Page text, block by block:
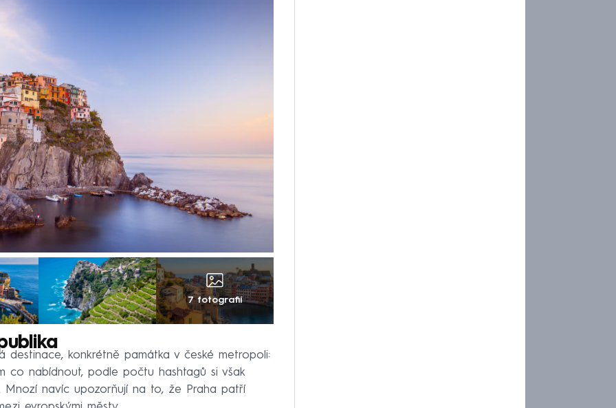
7 fotografií
destinace, konkrétně památka v české metropoli:
co nabídnout, podle počtu hashtagů si však
Mnozí navíc upozorňují na to, že Praha patří